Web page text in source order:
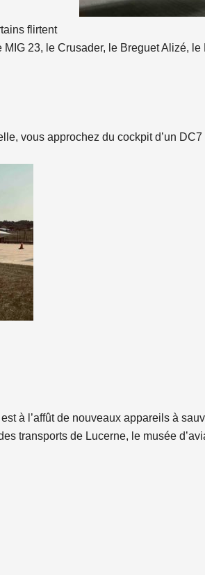
flirtent
23, le Crusader, le Breguet Alizé,
vous approchez du cockpit d’un DC7
à l’affût de nouveaux appareils à
transports de Lucerne, le musée